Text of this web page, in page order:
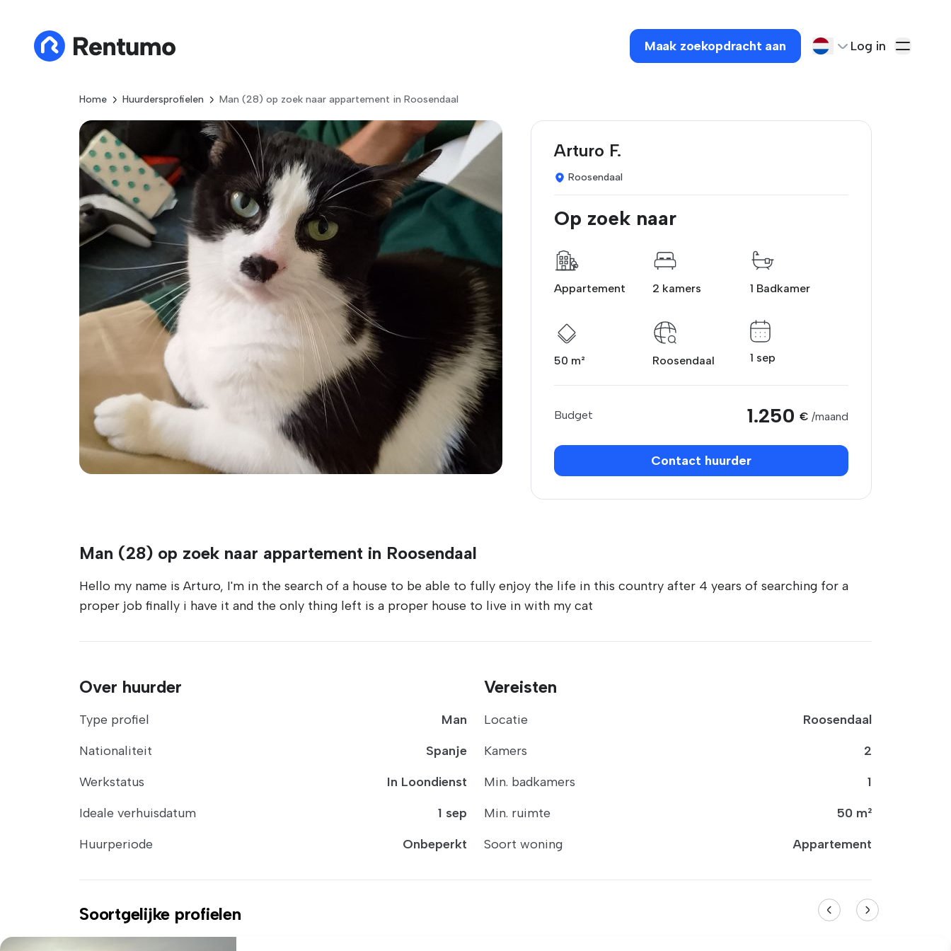
Maak zoekopdracht aan Log in
Home Huurdersprofielen Man (28) op zoek naar appartement in Roosendaal
Arturo F.
Roosendaal
Op zoek naar
Appartement 2 kamers 1 Badkamer
50 m² Roosendaal 1 sep
Budget 1.250 € /maand
Contact huurder
Man (28) op zoek naar appartement in Roosendaal
Hello my name is Arturo, I'm in the search of a house to be able to fully enjoy the life in this country after 4 years of searching for a
proper job finally i have it and the only thing left is a proper house to live in with my cat
Over huurder
Type profiel
Man
Nationaliteit
Spanje
Werkstatus
In Loondienst
Ideale verhuisdatum
1 sep
Huurperiode
Onbeperkt
Vereisten
Locatie
Roosendaal
Kamers
2
Min. badkamers
1
Min. ruimte
50 m²
Soort woning
Appartement
Soortgelijke profielen